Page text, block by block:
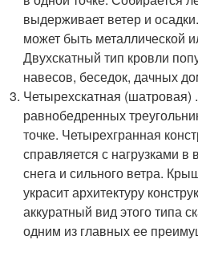
выдерживает ветер и
может быть металлической
Двухскатный тип кровли
навесов, беседок, дачных
Четырехскатная (шатровая)
равнобедренных
точке. Четырехгранная
справляется с нагрузками
снега и сильного ветра.
украсит архитектуру
аккуратный вид этого типа
одним из главных ее